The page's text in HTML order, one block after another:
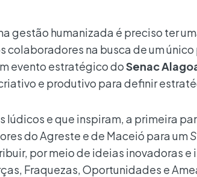
gestão humanizada é preciso ter
colaboradores na busca de um
evento estratégico doSenac
e produtivo para definir
lúdicos e que inspiram, a primeira
do Agreste e de Maceió para um
por meio de ideias inovadoras
Fraquezas, Oportunidades e